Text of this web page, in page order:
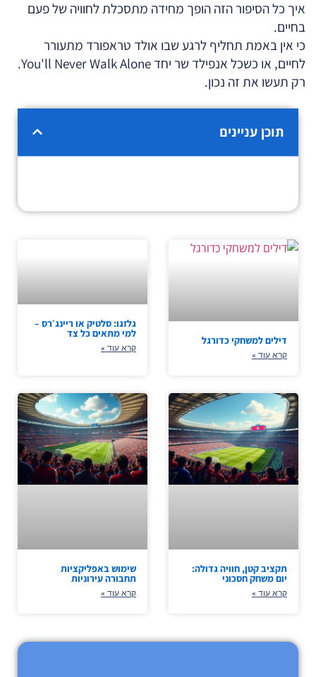
איך כל הסיפור הזה הופך מחידה מתסכלת לחוויה של פעם
בחיים.
כי אין באמת תחליף לרגע שבו אולד טראפורד מתעורר
לחיים, או כשכל אנפילד שר יחד You'll Never Walk Alone.
רק תעשו את זה נכון.
תוכן עניינים
דילים למשחקי כדורגל
קרא עוד »
גלזגו: סלטיק או ריינג׳רס –
למי מתאים כל צד
קרא עוד »
תקציב קטן, חוויה גדולה:
יום משחק חסכוני
קרא עוד »
שימוש באפליקציות
תחבורה עירוניות
קרא עוד »